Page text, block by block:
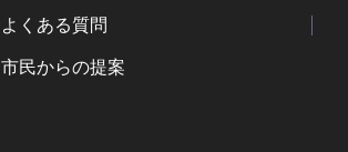
よくある質問
市民からの提案